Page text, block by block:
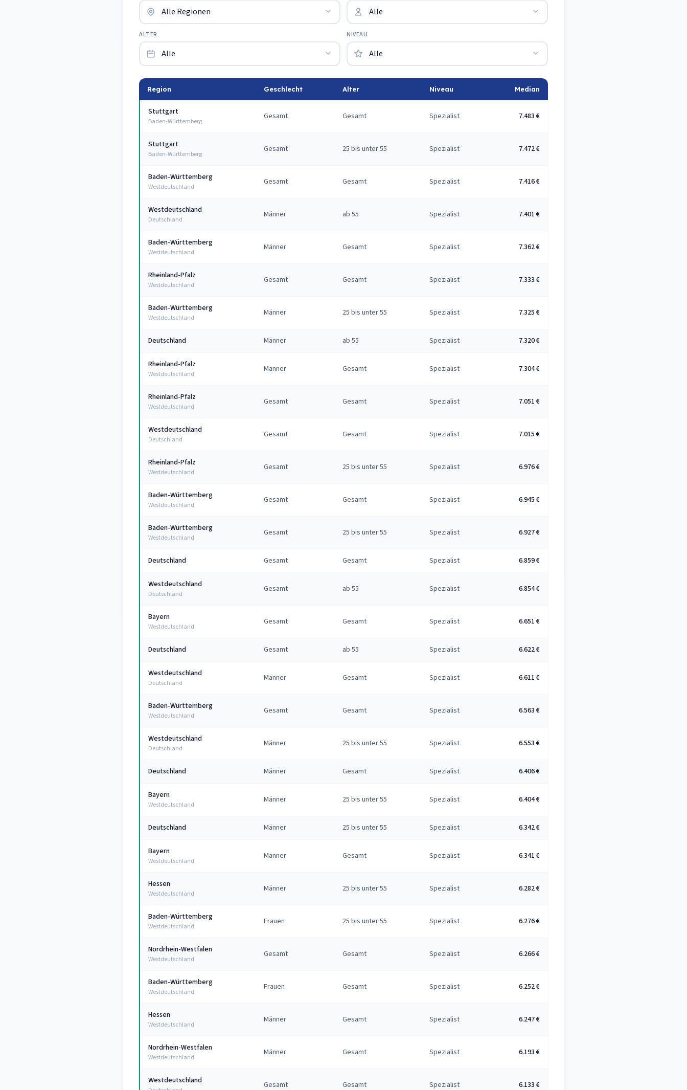
ALTER NIVEAU
Region Geschlecht Alter Niveau Median
Stuttgart
Baden-Württemberg
Gesamt Gesamt Spezialist 7.483 €
Stuttgart
Baden-Württemberg
Gesamt 25 bis unter 55 Spezialist 7.472 €
Baden-Württemberg
Westdeutschland
Gesamt Gesamt Spezialist 7.416 €
Westdeutschland
Deutschland
Männer ab 55 Spezialist 7.401 €
Baden-Württemberg
Westdeutschland
Männer Gesamt Spezialist 7.362 €
Rheinland-Pfalz
Westdeutschland
Gesamt Gesamt Spezialist 7.333 €
Baden-Württemberg
Westdeutschland
Männer 25 bis unter 55 Spezialist 7.325 €
Deutschland Männer ab 55 Spezialist 7.320 €
Rheinland-Pfalz
Westdeutschland
Männer Gesamt Spezialist 7.304 €
Rheinland-Pfalz
Westdeutschland
Gesamt Gesamt Spezialist 7.051 €
Westdeutschland
Deutschland
Gesamt Gesamt Spezialist 7.015 €
Rheinland-Pfalz
Westdeutschland
Gesamt 25 bis unter 55 Spezialist 6.976 €
Baden-Württemberg
Westdeutschland
Gesamt Gesamt Spezialist 6.945 €
Baden-Württemberg
Westdeutschland
Gesamt 25 bis unter 55 Spezialist 6.927 €
Deutschland Gesamt Gesamt Spezialist 6.859 €
Westdeutschland
Deutschland
Gesamt ab 55 Spezialist 6.854 €
Bayern
Westdeutschland
Gesamt Gesamt Spezialist 6.651 €
Deutschland Gesamt ab 55 Spezialist 6.622 €
Westdeutschland
Deutschland
Männer Gesamt Spezialist 6.611 €
Baden-Württemberg
Westdeutschland
Gesamt Gesamt Spezialist 6.563 €
Westdeutschland
Deutschland
Männer 25 bis unter 55 Spezialist 6.553 €
Deutschland Männer Gesamt Spezialist 6.406 €
Bayern
Westdeutschland
Männer 25 bis unter 55 Spezialist 6.404 €
Deutschland Männer 25 bis unter 55 Spezialist 6.342 €
Bayern
Westdeutschland
Männer Gesamt Spezialist 6.341 €
Hessen
Westdeutschland
Männer 25 bis unter 55 Spezialist 6.282 €
Baden-Württemberg
Westdeutschland
Frauen 25 bis unter 55 Spezialist 6.276 €
Nordrhein-Westfalen
Westdeutschland
Gesamt Gesamt Spezialist 6.266 €
Baden-Württemberg
Westdeutschland
Frauen Gesamt Spezialist 6.252 €
Hessen
Westdeutschland
Männer Gesamt Spezialist 6.247 €
Nordrhein-Westfalen
Westdeutschland
Männer Gesamt Spezialist 6.193 €
Westdeutschland Gesamt Gesamt Spezialist 6.133 €